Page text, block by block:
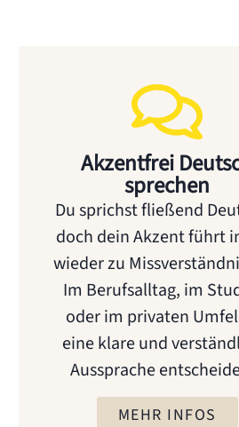
Akzentfrei
sprechen
Du sprichst fließend
doch dein Akzent führt
wieder zu
Im Berufsalltag, im
oder im privaten
eine klare und
Aussprache
MEHR INFOS